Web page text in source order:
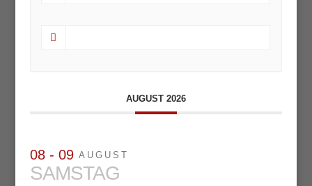
AUGUST 2026
08 - 09 AUGUST
SAMSTAG